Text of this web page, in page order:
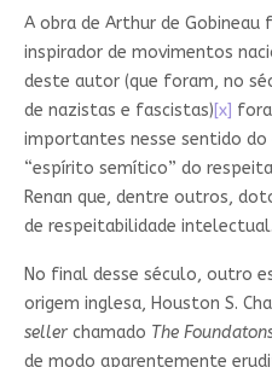
A obra de Arthur de Gobineau
inspirador de movimentos
deste autor (que foram, no
de nazistas e fascistas)[x]
importantes nesse sentido
“espírito semítico” do
Renan que, dentre outros,
de respeitabilidade intelectual.
No final desse século, outro
origem inglesa, Houston S.
sellerchamado The
de modo aparentemente